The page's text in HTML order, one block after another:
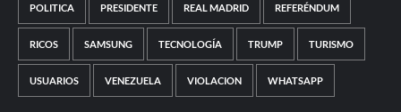
POLITICA PRESIDENTE REAL MADRID REFERÉNDUM
RICOS SAMSUNG TECNOLOGÍA TRUMP TURISMO
USUARIOS VENEZUELA VIOLACION WHATSAPP